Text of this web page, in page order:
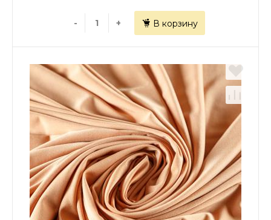
- + В корзину